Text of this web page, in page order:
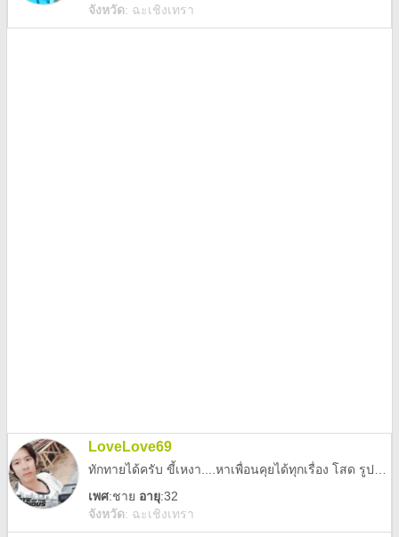
จังหวัด: ฉะเชิงเทรา
LoveLove69
เพศ:ชาย อายุ:32
จังหวัด: ฉะเชิงเทรา